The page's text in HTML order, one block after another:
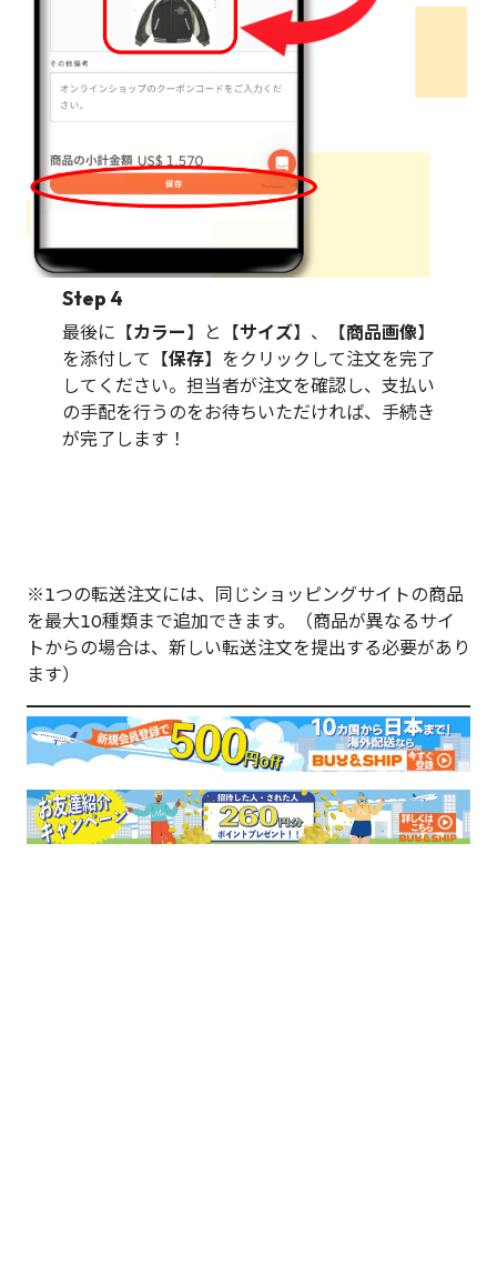
Step 4
最後に【カラー】と【サイズ】、【商品画像】
を添付して【保存】をクリックして注文を完了
してください。担当者が注文を確認し、支払い
の手配を行うのをお待ちいただければ、手続き
が完了します！
※1つの転送注文には、同じショッピングサイトの商品
を最大10種類まで追加できます。（商品が異なるサイ
トからの場合は、新しい転送注文を提出する必要があり
ます）